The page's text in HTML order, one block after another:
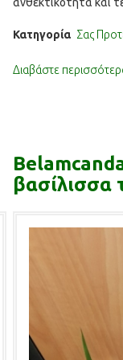
θάμνος…
Κατηγορία Σας
Διαβάστε
βασίλισσα